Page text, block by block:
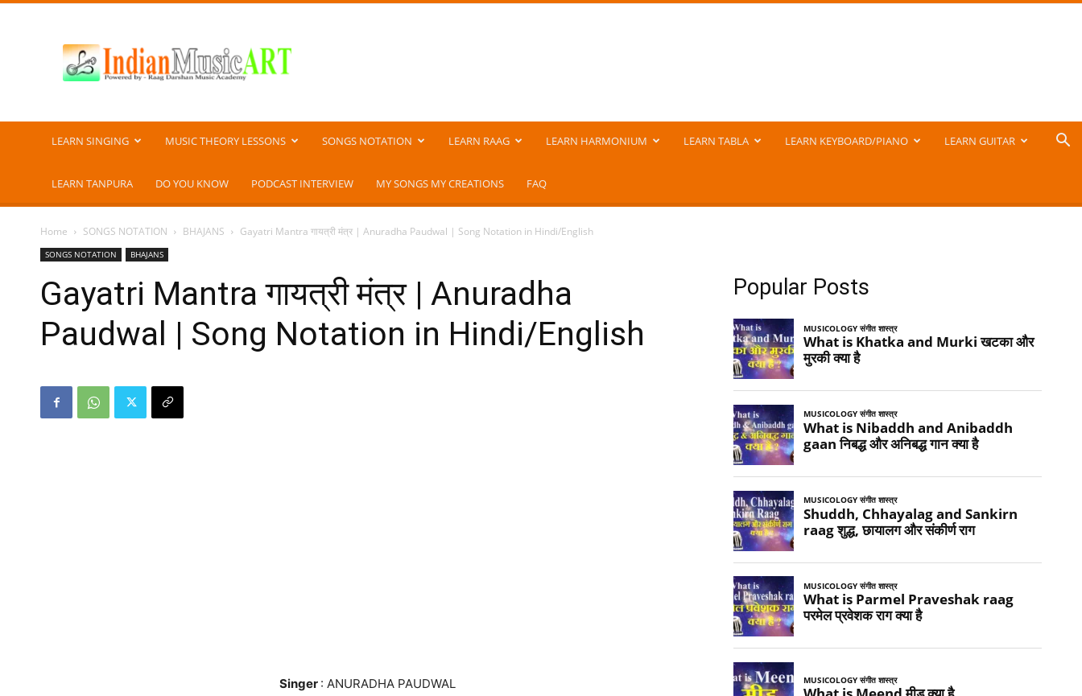
Music
ART
LEARN SINGING MUSIC THEORY LESSONS SONGS NOTATION LEARN RAAG LEARN HARMONIUM LEARN TABLA LEARN KEYBOARD/PIANO LEARN GUITAR
LEARN TANPURA DO YOU KNOW PODCAST INTERVIEW MY SONGS MY CREATIONS FAQ
Home SONGS NOTATION BHAJANS Gayatri Mantra गायत्री मंत्र | Anuradha Paudwal | Song Notation in Hindi/English
SONGS NOTATION BHAJANS
Gayatri Mantra गायत्री मंत्र | Anuradha
Paudwal | Song Notation in Hindi/English
Singer : ANURADHA PAUDWAL
Popular Posts